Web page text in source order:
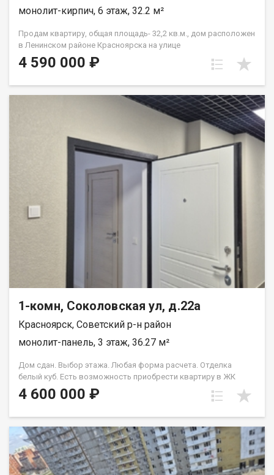
монолит-кирпич, 6 этаж, 32.2 м²
Продам квартиру, общая площадь- 32,2 кв.м., дом расположен
в Ленинском районе Красноярска на улице
Машиностроителей, дом 31. Этаж шестой, в девяти этажном
монолитно-кирпичном доме. Предчистовая отделка от
4 590 000 ₽
1-комн, Соколовская ул, д.22а
Красноярск, Советский р-н район
монолит-панель, 3 этаж, 36.27 м²
Дом сдан. Выбор этажа. Любая форма расчета. Отделка
белый куб. Есть возможность приобрести квартиру в ЖК
Аринский, под семейную ипотеку сбербанк, со ставкой 4.5 % на
весь срок кредита. Совкомбанк 3.9% на весь срок кредита.
4 600 000 ₽